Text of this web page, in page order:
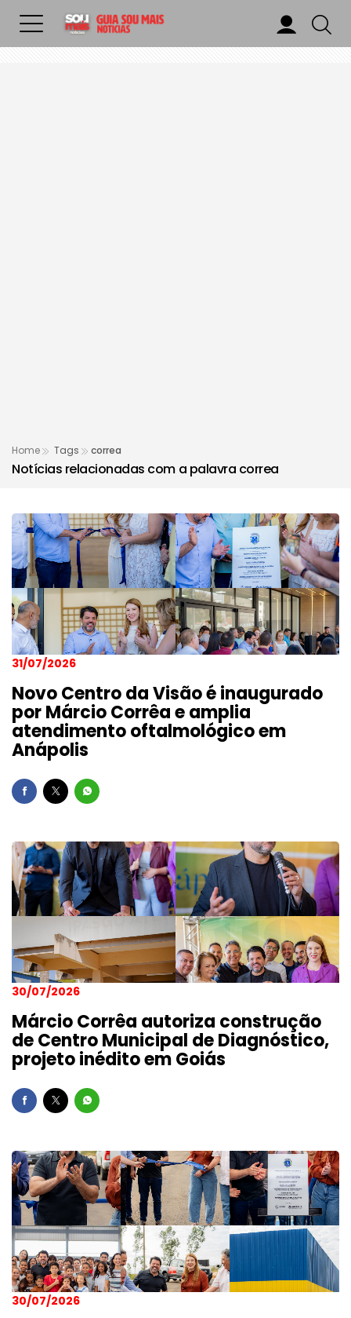
Home Tags correa
Notícias relacionadas com a palavra correa
31/07/2026
Novo Centro da Visão é inaugurado
por Márcio Corrêa e amplia
atendimento oftalmológico em
Anápolis
30/07/2026
Márcio Corrêa autoriza construção
de Centro Municipal de Diagnóstico,
projeto inédito em Goiás
30/07/2026